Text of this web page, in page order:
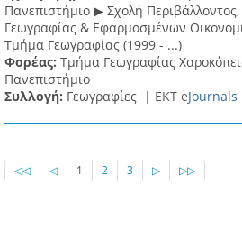
Πανεπιστήμιο ▶ Σχολή Περιβάλλοντος,
Γεωγραφίας & Εφαρμοσμένων
Τμήμα Γεωγραφίας (1999 - ...)
Φορέας: Τμήμα Γεωγραφίας
Πανεπιστήμιο
Συλλογή: Γεωγραφίες | ΕΚΤ eJournals
◁◁ ◁ 1 2 3 ▷ ▷▷